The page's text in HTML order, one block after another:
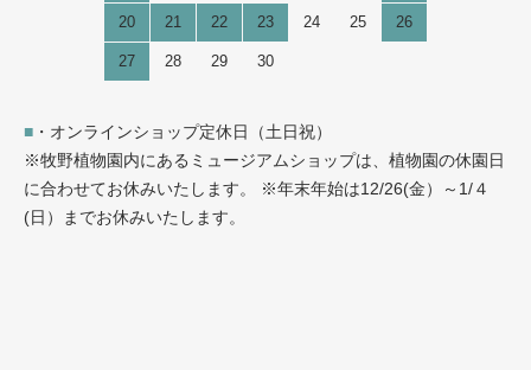
20 21 22 23 24 25 26
27 28 29 30
■ ・オンラインショップ定休日（土日祝）
※牧野植物園内にあるミュージアムショップは、植物園の休園日
に合わせてお休みいたします。 ※年末年始は12/26(金）～1/４
(日）までお休みいたします。